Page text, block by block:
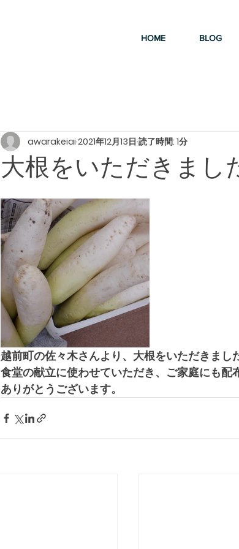
HOME BLOG
大根をいただきまし
awarakeiai 2021年12月13日 読了時間: 1分
越前町の佐々木さんより、大根をいただきまし
食堂の献立に使わせていただき、ご家庭にも配
ありがとうございます。